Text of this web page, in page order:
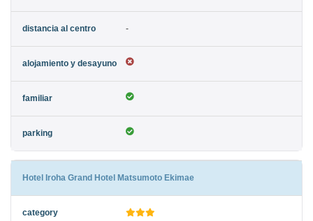
-
Hotel Iroha Grand Hotel Matsumoto Ekimae